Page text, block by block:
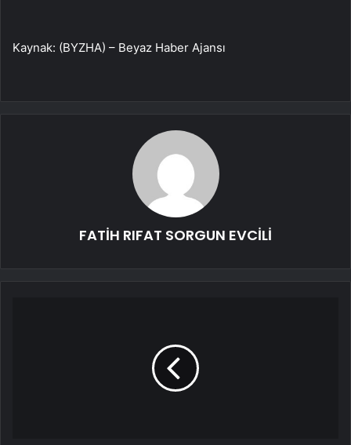
Kaynak: (BYZHA) – Beyaz Haber Ajansı
FATİH RIFAT SORGUN EVCİLİ